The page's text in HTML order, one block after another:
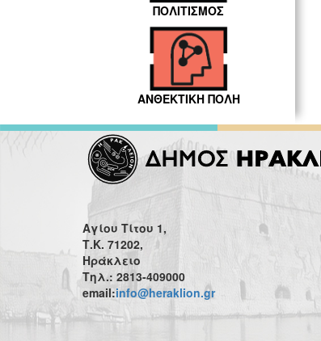
ΠΟΛΙΤΙΣΜΟΣ
ΑΝΘΕΚΤΙΚΗ ΠΟΛΗ
Αγίου Τίτου 1,
Τ.Κ. 71202,
Ηράκλειο
Τηλ.: 2813-409000
email:info@heraklion.gr